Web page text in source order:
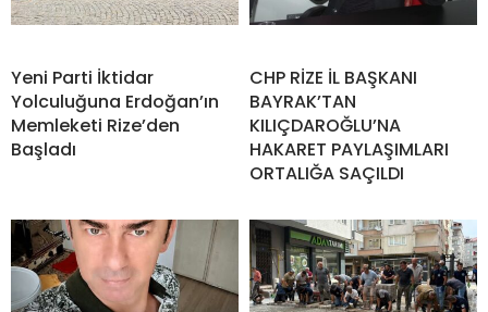
Yeni Parti İktidar
Yolculuğuna Erdoğan’ın
Memleketi Rize’den
Başladı
CHP RİZE İL BAŞKANI
BAYRAK’TAN
KILIÇDAROĞLU’NA
HAKARET PAYLAŞIMLARI
ORTALIĞA SAÇILDI